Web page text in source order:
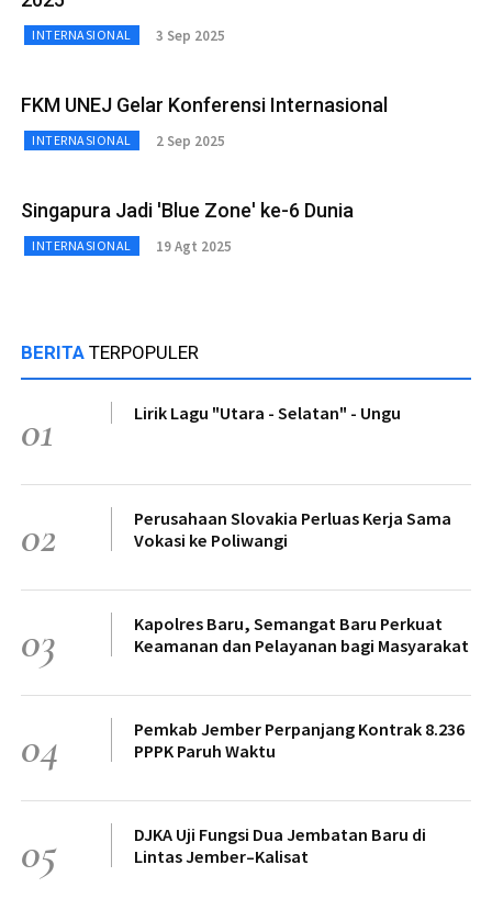
INTERNASIONAL 3 Sep 2025
FKM UNEJ Gelar Konferensi Internasional
INTERNASIONAL 2 Sep 2025
Singapura Jadi 'Blue Zone' ke-6 Dunia
INTERNASIONAL 19 Agt 2025
BERITA TERPOPULER
01 Lirik Lagu "Utara - Selatan" - Ungu
02
Perusahaan Slovakia Perluas Kerja Sama
Vokasi ke Poliwangi
03
Kapolres Baru, Semangat Baru Perkuat
Keamanan dan Pelayanan bagi Masyarakat
04
Pemkab Jember Perpanjang Kontrak 8.236
PPPK Paruh Waktu
05
DJKA Uji Fungsi Dua Jembatan Baru di
Lintas Jember–Kalisat